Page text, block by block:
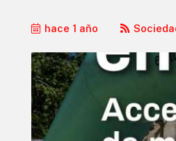
hace 1 año